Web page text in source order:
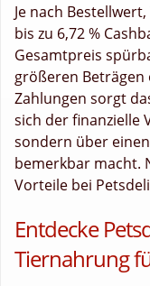
Je nach
bis zu 6,72 %
Gesamtpreis
größeren
Zahlungen sorgt
sich der finanzielle
sondern über
bemerkbar macht.
Vorteile bei
Entdecke
Tiernahrung